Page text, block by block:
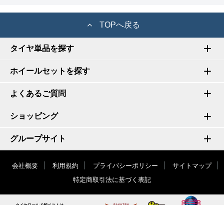
TOPへ戻る
タイヤ単品を探す
ホイールセットを探す
よくあるご質問
ショッピング
グループサイト
会社概要 利用規約 プライバシーポリシー
サイトマップ
特定商取引法に基づく表記